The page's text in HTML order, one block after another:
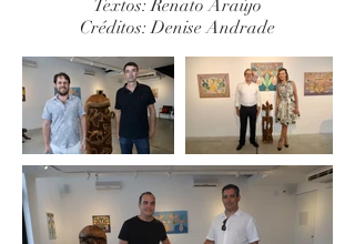
Textos: Renato Araújo
Créditos: Denise Andrade